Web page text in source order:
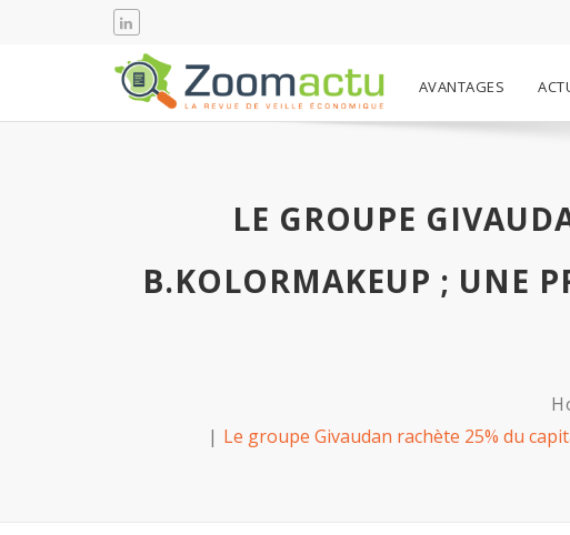
AVANTAGES
LE GROUPE
B.KOLORMAKEUP ; UNE
Le groupe Givaudan rachète 25% du